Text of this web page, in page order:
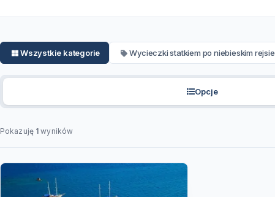
Wszystkie kategorie Wycieczki statkiem po niebieskim rejsie
Opcje
Pokazuję 1 wyników